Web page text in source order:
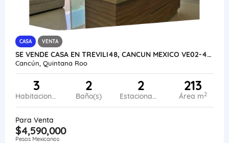
CASA VENTA
SE VENDE CASA EN TREVILI48, CANCUN MEXICO VE02-403MEX-CO
Cancún, Quintana Roo
3
Habitaciones
2
Baño(s)
2
Estacionamiento
213
Área m2
Para Venta
$4,590,000
Pesos Mexicanos